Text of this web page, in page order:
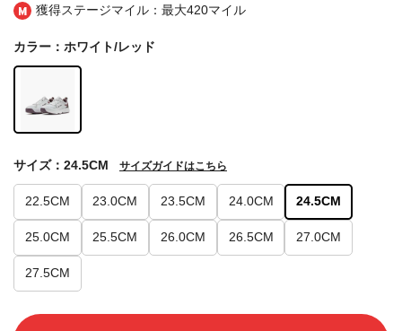
獲得ステージマイル：最大420マイル
カラー：ホワイト/レッド
22.5CM 23.0CM 23.5CM 24.0CM 24.5CM
25.0CM 25.5CM 26.0CM 26.5CM 27.0CM
27.5CM
サイズ：24.5CM サイズガイドはこちら